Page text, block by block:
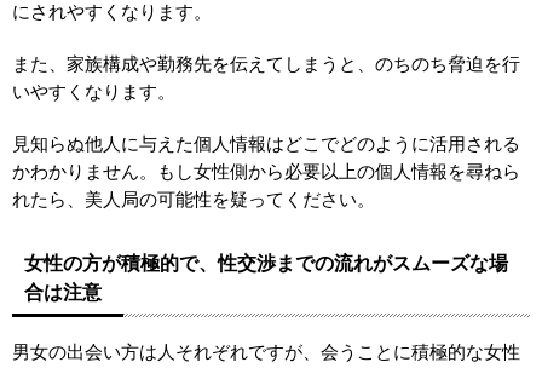
にされやすくなります。
また、家族構成や勤務先を伝えてしまうと、のちのち脅迫を行
いやすくなります。
見知らぬ他人に与えた個人情報はどこでどのように活用される
かわかりません。もし女性側から必要以上の個人情報を尋ねら
れたら、美人局の可能性を疑ってください。
女性の方が積極的で、性交渉までの流れがスムーズな場
合は注意
男女の出会い方は人それぞれですが、会うことに積極的な女性